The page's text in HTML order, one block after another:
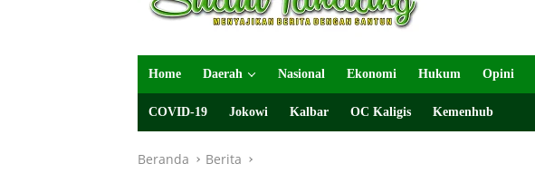
Home Daerah Nasional Ekonomi Hukum Opini
COVID-19 Jokowi Kalbar OC Kaligis Kemenhub
Beranda Berita